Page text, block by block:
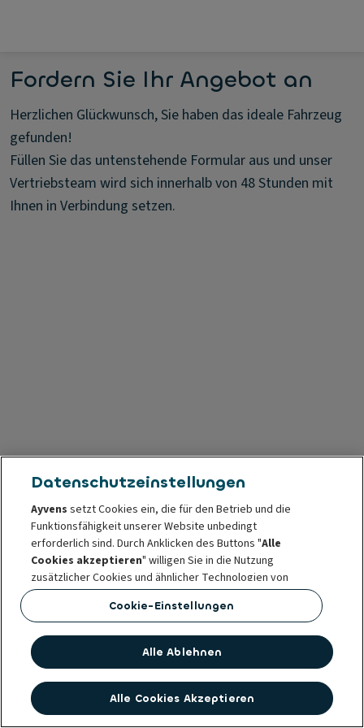
Fordern Sie Ihr Angebot an
Herzlichen Glückwunsch, Sie haben das ideale Fahrzeug
gefunden!
Füllen Sie das untenstehende Formular aus und unser
Vertriebsteam wird sich innerhalb von 48 Stunden mit
Ihnen in Verbindung setzen.
Datenschutzeinstellungen
Ayvens setzt Cookies ein, die für den Betrieb und die
Funktionsfähigkeit unserer Website unbedingt
erforderlich sind. Durch Anklicken des Buttons "Alle
Cookies akzeptieren" willigen Sie in die Nutzung
zusätzlicher Cookies und ähnlicher Technologien von
Ayvensund unseren Partnern ein, die den online
Datenverkehr und Ihr Nutzungsverhalten analysieren
und Werbung auf und außerhalb unserer Website
bereitstellen.
In den Cookie Einstellungenkönnen Sie Ihre Einwilligung
in die Nutzung dieser Cookies und Technologien jederzeit
Cookie-Einstellungen
Alle Ablehnen
Alle Cookies Akzeptieren